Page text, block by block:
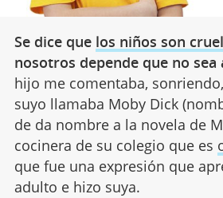
Se dice que los niños son
nosotros depende que no sea
hijo me comentaba,
suyo llamaba Moby Dick
de da nombre a la novela de
cocinera de su colegio que es
que fue una expresión que
adulto e hizo suya.